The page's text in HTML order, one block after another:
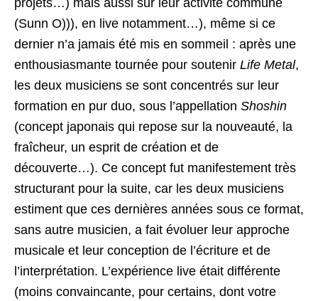
projets…) mais aussi sur leur activité commune
(Sunn O))), en live notamment…), même si ce
dernier n’a jamais été mis en sommeil : après une
enthousiasmante tournée pour soutenir Life Metal,
les deux musiciens se sont concentrés sur leur
formation en pur duo, sous l’appellation Shoshin
(concept japonais qui repose sur la nouveauté, la
fraîcheur, un esprit de création et de
découverte…). Ce concept fut manifestement très
structurant pour la suite, car les deux musiciens
estiment que ces dernières années sous ce format,
sans autre musicien, a fait évoluer leur approche
musicale et leur conception de l’écriture et de
l’interprétation. L’expérience live était différente
(moins convaincante, pour certains, dont votre